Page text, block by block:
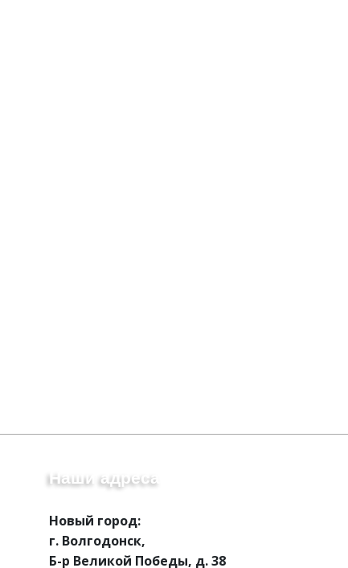
Наши адреса
Новый город:
г. Волгодонск,
Б-р Великой Победы, д. 38